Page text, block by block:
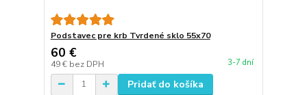
Podstavec pre krb Tvrdené sklo 55x70
60 €
49 € bez DPH 3-7 dní
Pridať do košíka